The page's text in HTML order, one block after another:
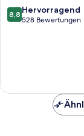
8.8
von
8,8 Hervorragend
528 Bewertungen